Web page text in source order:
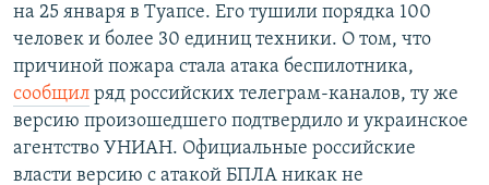
на 25 января в Туапсе. Его тушили порядка 100
человек и более 30 единиц техники. О том, что
причиной пожара стала атака беспилотника,
сообщил ряд российских телеграм-каналов, ту же
версию произошедшего подтвердило и украинское
агентство УНИАН. Официальные российские
власти версию с атакой БПЛА никак не